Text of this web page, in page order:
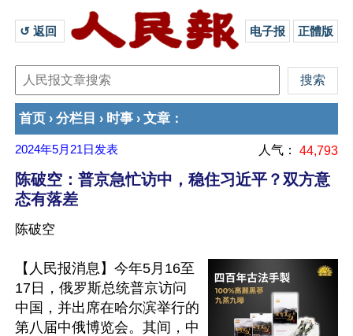
↺ 返回 电子报 正體版
首页 › 分栏目 › 时事 › 文章 ：
2024年5月21日 发表 人气： 44,793
陈破空：普京急忙访中，稳住习近平？双方意
态有落差
陈破空
【人民报消息】今年5月16至
17日，俄罗斯总统普京访问
中国，并出席在哈尔滨举行的
第八届中俄博览会。其间，中